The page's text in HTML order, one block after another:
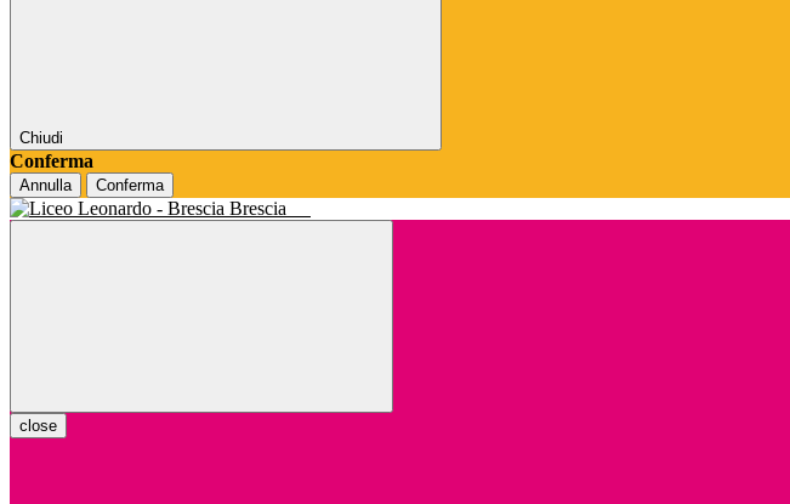
Chiudi
Conferma
Annulla Conferma
Brescia
close